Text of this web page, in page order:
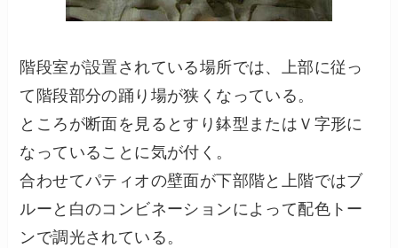
階段室が設置されている場所では、上部に従っ
て階段部分の踊り場が狭くなっている。
ところが断面を見るとすり鉢型またはＶ字形に
なっていることに気が付く。
合わせてパティオの壁面が下部階と上階ではブ
ルーと白のコンビネーションによって配色トー
ンで調光されている。